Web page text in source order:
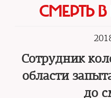
СМЕРТЬ
Сотрудник
области
до